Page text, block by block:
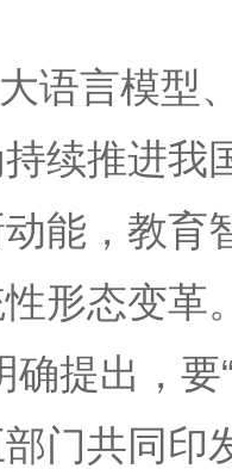
语言模型
续推进我
能，教育
形态变
确提出，
门共同印